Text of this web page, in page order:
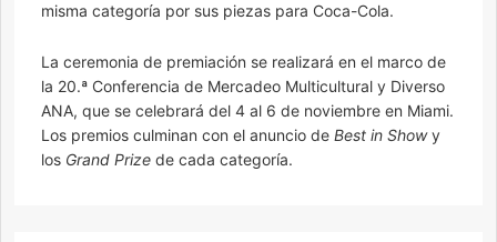
misma categoría por sus piezas para Coca-Cola.
La ceremonia de premiación se realizará en el marco de
la 20.ª Conferencia de Mercadeo Multicultural y Diverso
ANA, que se celebrará del 4 al 6 de noviembre en Miami.
Los premios culminan con el anuncio de Best in Showy
los Grand Prize de cada categoría.